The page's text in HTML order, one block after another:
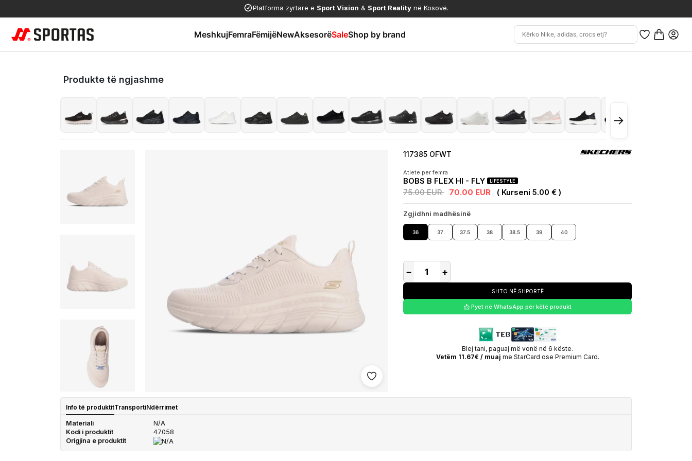
Platforma zyrtare e Sport Vision & Sport Reality në Kosovë.
MeshkujFemraFëmijëNewAksesorëSaleShop by brand
Produkte të ngjashme
→
Shto në wishlist
117385 OFWT
Atlete per femra
BOBS B FLEX HI - FLY LIFESTYLE
75.00 EUR 70.00 EUR ( Kurseni 5.00 € )
Zgjidhni madhësinë
36 37 37.5 38 38.5 39 40
− +
SHTO NË SHPORTË
📩 Pyet në WhatsApp për këtë produkt
Blej tani, paguaj më vonë në 6 këste.
Vetëm 11.67€ / muaj me StarCard ose Premium Card.
Info të produktitTransportiNdërrimet
Materiali
N/A
Kodi i produktit
47058
Origjina e produktit